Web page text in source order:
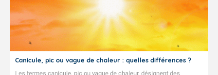
Canicule, pic ou vague de chaleur : quelles différences ?
Les termes canicule, pic ou vague de chaleur, désignent des